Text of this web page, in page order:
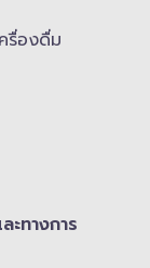
รื่องดื่ม
ทางการ